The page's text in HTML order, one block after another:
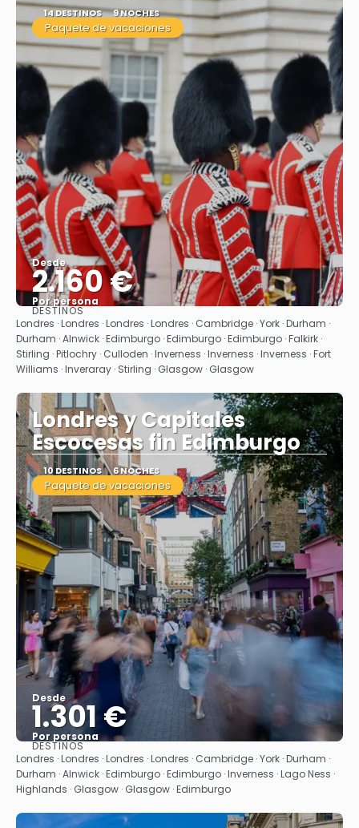
14 DESTINOS 9 NOCHES
Paquete de vacaciones
Desde
2.160 €
Por persona
Ver
DESTINOS
Londres · Londres · Londres · Londres · Cambridge · York · Durham ·
Durham · Alnwick · Edimburgo · Edimburgo · Edimburgo · Falkirk ·
Stirling · Pitlochry · Culloden · Inverness · Inverness · Inverness · Fort
Williams · Inveraray · Stirling · Glasgow · Glasgow
Londres y Capitales
Escocesas fin Edimburgo
10 DESTINOS 6 NOCHES
Paquete de vacaciones
Desde
1.301 €
Por persona
Ver
DESTINOS
Londres · Londres · Londres · Londres · Cambridge · York · Durham ·
Durham · Alnwick · Edimburgo · Edimburgo · Inverness · Lago Ness ·
Highlands · Glasgow · Glasgow · Edimburgo